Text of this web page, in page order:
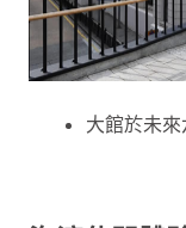
大館於未